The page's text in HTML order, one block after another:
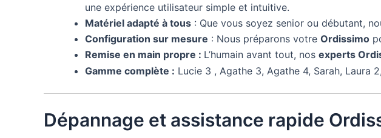
une expérience utilisateur simple et intuitive.
Matériel adapté à tous : Que vous soyez senior ou débutant,
Configuration sur mesure : Nous préparons votre Ordissimo
Remise en main propre : L’humain avant tout, nos experts
Gamme complète : Lucie 3 , Agathe 3, Agathe 4, Sarah, Laura
Dépannage et assistance rapide